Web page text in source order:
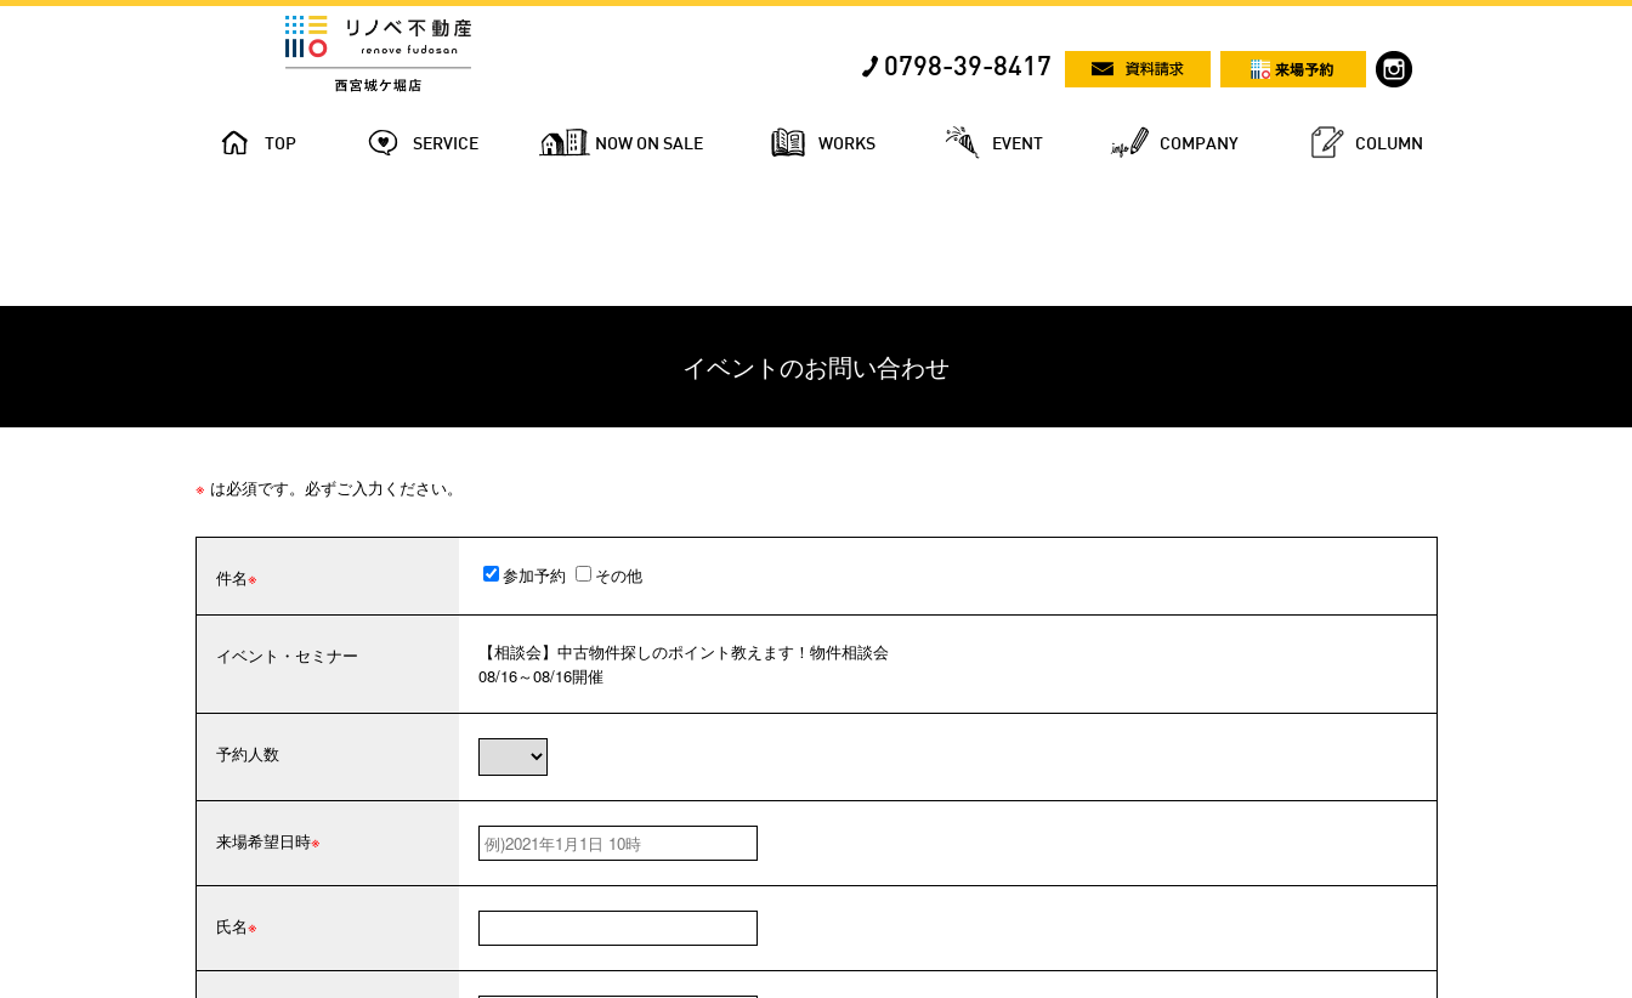
0798-39-8417
TOP SERVICE NOW ON SALE WORKS EVENT COMPANY COLUMN
イベントのお問い合わせ
※ は必須です。必ずご入力ください。
件名 参加予約 その他
イベント・セミナー
【相談会】中古物件探しのポイント教えます！物件相談会
08/16～08/16開催
予約人数
来場希望日時
氏名